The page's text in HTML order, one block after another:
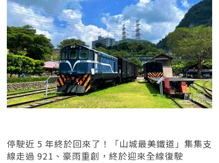
停駛近 5 年終於回來了！「山城最美鐵道」集集支
線走過 921、豪雨重創，終於迎來全線復駛